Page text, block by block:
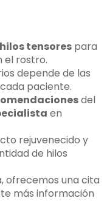
hilos tensores para
el rostro.
depende de las
paciente.
del
en
rejuvenecido y
de hilos
ofrecemos una cita
más información